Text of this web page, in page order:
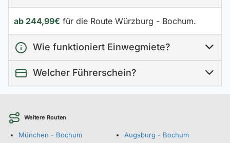
ab 244,99€ für die Route Würzburg - Bochum.
Wie funktioniert Einwegmiete?
Welcher Führerschein?
Weitere Routen
München - Bochum
Augsburg - Bochum